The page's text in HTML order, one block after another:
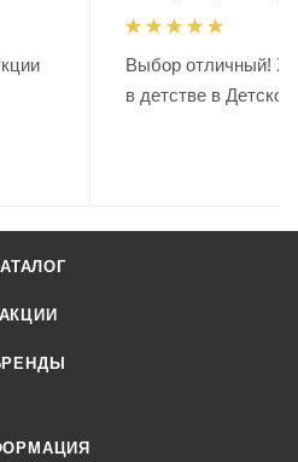
Выбор отличный!
в детстве в
АКЦИИ